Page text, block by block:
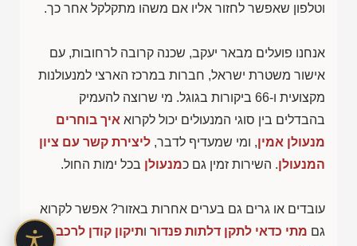
וטלפון שאפשר לחזור אליו אם משהו מתקלקל אחר כך.
אנחנו פועלים מבאר יעקב, שכנה קרובה לרחובות, עם
אישור משטרת ישראל, חברות במרכז הארצי למנעולנות
מקצועית ו-66 ביקורות בגוגל. מי שרוצה להעמיק
בהבדלים בין סוגי המנעולים יכול לקרוא איך בוחרים
מנעולן אמין, ומי שמעדיף לדבר, ליצירת קשר עם ציון
המנעולן. השירות זמין גם כמנעולן בכל ימות החול.
עובדים או גרים גם בערים אחרות באזור? אפשר לקרוא
גם מתי כדאי לתקן דלתות פנדור ותיקון קודן לרכב עד